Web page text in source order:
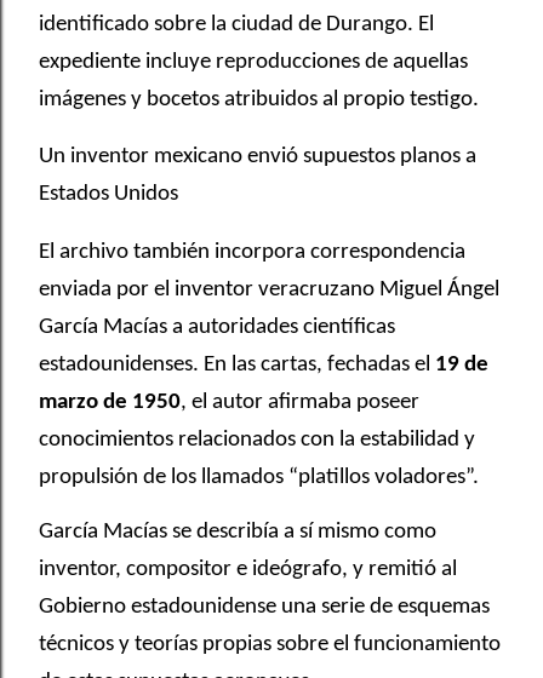
identificado sobre la ciudad de Durango. El
expediente incluye reproducciones de aquellas
imágenes y bocetos atribuidos al propio testigo.
Un inventor mexicano envió supuestos planos a
Estados Unidos
El archivo también incorpora correspondencia
enviada por el inventor veracruzano Miguel Ángel
García Macías a autoridades científicas
estadounidenses. En las cartas, fechadas el 19 de
marzo de 1950, el autor afirmaba poseer
conocimientos relacionados con la estabilidad y
propulsión de los llamados “platillos voladores”.
García Macías se describía a sí mismo como
inventor, compositor e ideógrafo, y remitió al
Gobierno estadounidense una serie de esquemas
técnicos y teorías propias sobre el funcionamiento